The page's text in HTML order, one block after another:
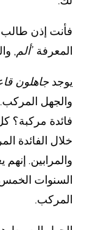
فأنت إذن
المعرفة
,
يوجد جاهلون
والجهل
فائدة مركبة؟
خلال الفائدة
والمرابين.
السنوات الخمس
المركب.